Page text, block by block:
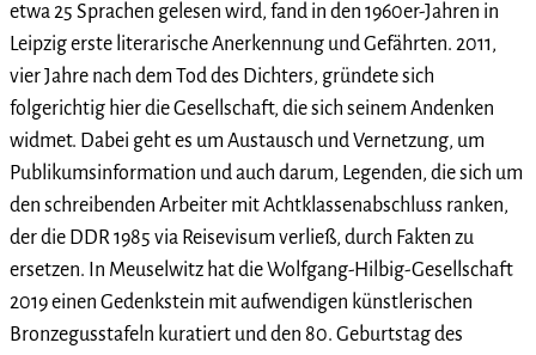
etwa 25 Sprachen gelesen wird, fand in den 1960er-Jahren in
Leipzig erste literarische Anerkennung und Gefährten. 2011,
vier Jahre nach dem Tod des Dichters, gründete sich
folgerichtig hier die Gesellschaft, die sich seinem Andenken
widmet. Dabei geht es um Austausch und Vernetzung, um
Publikumsinformation und auch darum, Legenden, die sich um
den schreibenden Arbeiter mit Achtklassenabschluss ranken,
der die DDR 1985 via Reisevisum verließ, durch Fakten zu
ersetzen. In Meuselwitz hat die Wolfgang-Hilbig-Gesellschaft
2019 einen Gedenkstein mit aufwendigen künstlerischen
Bronzegusstafeln kuratiert und den 80. Geburtstag des